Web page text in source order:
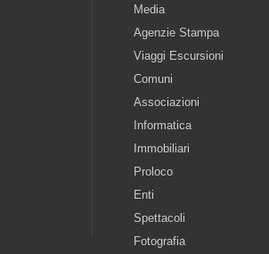
Media
Agenzie Stampa
Viaggi Escursioni
Comuni
Associazioni
Informatica
Immobiliari
Proloco
Enti
Spettacoli
Fotografia